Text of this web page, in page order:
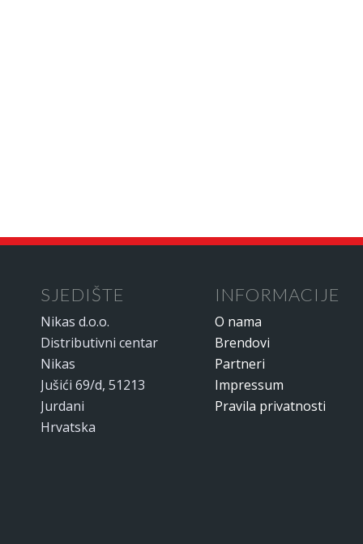
SJEDIŠTE
Nikas d.o.o.
Distributivni centar
Nikas
Jušići 69/d, 51213
Jurdani
Hrvatska
INFORMACIJE
O nama
Brendovi
Partneri
Impressum
Pravila privatnosti